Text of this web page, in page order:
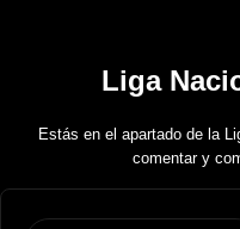
Liga
Estás en el apartado de la
comentar y